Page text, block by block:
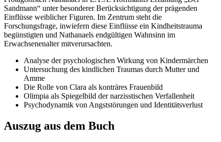
Sandmann“ unter besonderer Berücksichtigung der prägenden
Einflüsse weiblicher Figuren. Im Zentrum steht die
Forschungsfrage, inwiefern diese Einflüsse ein Kindheitstrauma
begünstigten und Nathanaels endgültigen Wahnsinn im
Erwachsenenalter mitverursachten.
Analyse der psychologischen Wirkung von Kindermärchen
Untersuchung des kindlichen Traumas durch Mutter und
Amme
Die Rolle von Clara als konträres Frauenbild
Olimpia als Spiegelbild der narzisstischen Verfallenheit
Psychodynamik von Angststörungen und Identitätsverlust
Auszug aus dem Buch